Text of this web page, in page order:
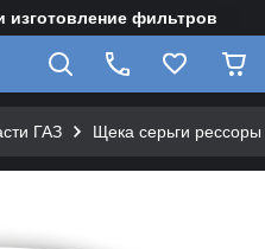
фильтров
ГАЗ Щека серьги